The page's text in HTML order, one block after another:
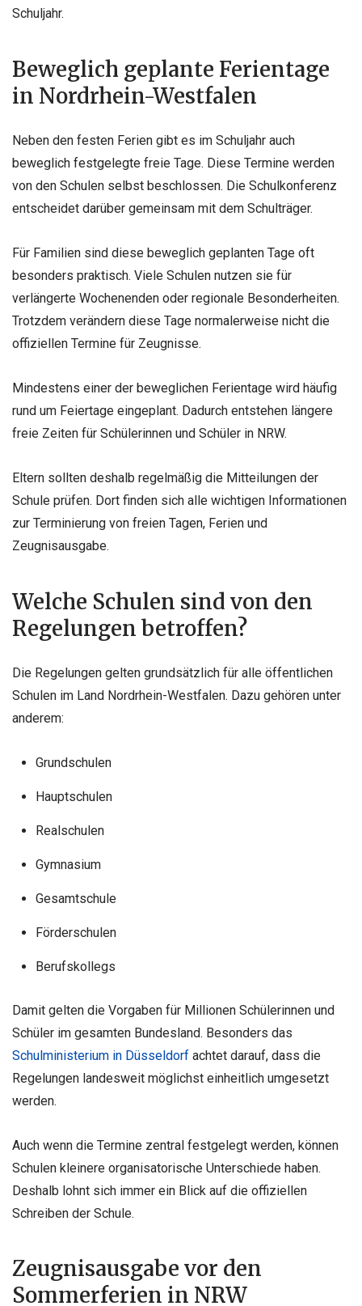
Schuljahr.
Beweglich geplante Ferientage
in Nordrhein-Westfalen
Neben den festen Ferien gibt es im Schuljahr auch
beweglich festgelegte freie Tage. Diese Termine werden
von den Schulen selbst beschlossen. Die Schulkonferenz
entscheidet darüber gemeinsam mit dem Schulträger.
Für Familien sind diese beweglich geplanten Tage oft
besonders praktisch. Viele Schulen nutzen sie für
verlängerte Wochenenden oder regionale Besonderheiten.
Trotzdem verändern diese Tage normalerweise nicht die
offiziellen Termine für Zeugnisse.
Mindestens einer der beweglichen Ferientage wird häufig
rund um Feiertage eingeplant. Dadurch entstehen längere
freie Zeiten für Schülerinnen und Schüler in NRW.
Eltern sollten deshalb regelmäßig die Mitteilungen der
Schule prüfen. Dort finden sich alle wichtigen Informationen
zur Terminierung von freien Tagen, Ferien und
Zeugnisausgabe.
Welche Schulen sind von den
Regelungen betroffen?
Die Regelungen gelten grundsätzlich für alle öffentlichen
Schulen im Land Nordrhein-Westfalen. Dazu gehören unter
anderem:
Grundschulen
Hauptschulen
Realschulen
Gymnasium
Gesamtschule
Förderschulen
Berufskollegs
Damit gelten die Vorgaben für Millionen Schülerinnen und
Schüler im gesamten Bundesland. Besonders das
Schulministerium in Düsseldorf achtet darauf, dass die
Regelungen landesweit möglichst einheitlich umgesetzt
werden.
Auch wenn die Termine zentral festgelegt werden, können
Schulen kleinere organisatorische Unterschiede haben.
Deshalb lohnt sich immer ein Blick auf die offiziellen
Schreiben der Schule.
Zeugnisausgabe vor den
Sommerferien in NRW